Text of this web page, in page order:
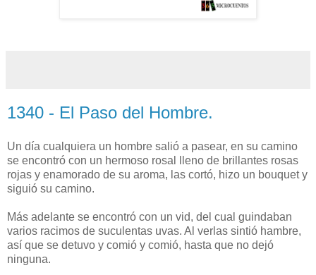
1340 - El Paso del Hombre.
Un día cualquiera un hombre salió a pasear, en su camino
se encontró con un hermoso rosal lleno de brillantes rosas
rojas y enamorado de su aroma, las cortó, hizo un bouquet y
siguió su camino.
Más adelante se encontró con un vid, del cual guindaban
varios racimos de suculentas uvas. Al verlas sintió hambre,
así que se detuvo y comió y comió, hasta que no dejó
ninguna.